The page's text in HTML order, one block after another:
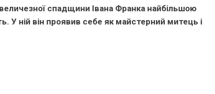
спадщини Івана Франка найбільшою
У ній він проявив себе як майстерний митець і